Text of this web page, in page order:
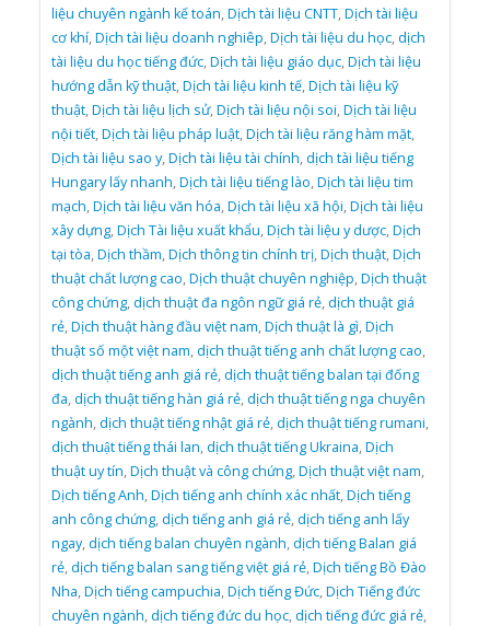
liệu chuyên ngành kế toán,Dịch tài liệu CNTT,Dịch tài liệu
cơ khí,Dịch tài liệu doanh nghiêp,Dịch tài liệu du học,dịch
tài liệu du học tiếng đức,Dịch tài liệu giáo dục,Dịch tài liệu
hướng dẫn kỹ thuật,Dịch tài liệu kinh tế,Dịch tài liệu kỹ
thuật,Dịch tài liệu lịch sử,Dịch tài liệu nội soi,Dịch tài liệu
nội tiết,Dịch tài liệu pháp luật,Dịch tài liệu răng hàm mặt,
Dịch tài liệu sao y,Dịch tài liệu tài chính,dịch tài liệu tiếng
Hungary lấy nhanh,Dịch tài liệu tiếng lào,Dịch tài liệu tim
mạch,Dịch tài liệu văn hóa,Dịch tài liệu xã hội,Dịch tài liệu
xây dựng,Dịch Tài liệu xuất khẩu,Dịch tài liệu y dược,Dịch
tại tòa,Dịch thầm,Dịch thông tin chính trị,Dịch thuật,Dịch
thuật chất lượng cao,Dịch thuật chuyên nghiệp,Dịch thuật
công chứng,dịch thuật đa ngôn ngữ giá rẻ,dịch thuật giá
rẻ,Dịch thuật hàng đầu việt nam,Dịch thuật là gì,Dịch
thuật số một việt nam,dịch thuật tiếng anh chất lượng cao,
dịch thuật tiếng anh giá rẻ,dịch thuật tiếng balan tại đống
đa,dịch thuật tiếng hàn giá rẻ,dịch thuật tiếng nga chuyên
ngành,dịch thuật tiếng nhật giá rẻ,dịch thuật tiếng rumani,
dịch thuật tiếng thái lan,dịch thuật tiếng Ukraina,Dịch
thuật uy tín,Dịch thuật và công chứng,Dịch thuật việt nam,
Dịch tiếng Anh,Dịch tiếng anh chính xác nhất,Dịch tiếng
anh công chứng,dịch tiếng anh giá rẻ,dịch tiếng anh lấy
ngay,dịch tiếng balan chuyên ngành,dịch tiếng Balan giá
rẻ,dịch tiếng balan sang tiếng việt giá rẻ,Dịch tiếng Bồ Đào
Nha,Dịch tiếng campuchia,Dịch tiếng Đức,Dịch Tiếng đức
chuyên ngành,dịch tiếng đức du học,dịch tiếng đức giá rẻ,